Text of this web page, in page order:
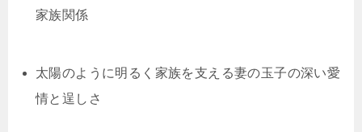
家族関係
太陽のように明るく家族を支える妻の玉子の深い愛
情と逞しさ